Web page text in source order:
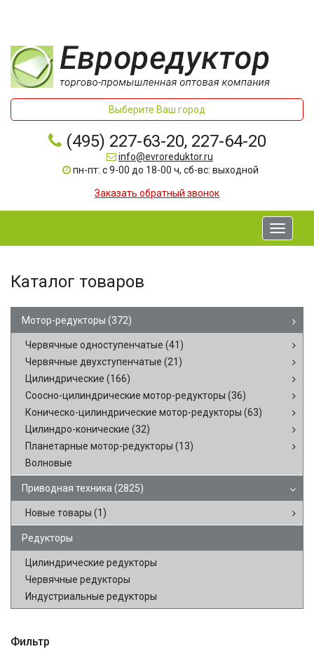
Выберите Ваш город
(495) 227-63-20, 227-64-20
info@evroreduktor.ru
пн-пт: с 9-00 до 18-00 ч, сб-вс: выходной
Заказать обратный звонок
Toggle
Каталог товаров
Мотор-редукторы (372)
Червячные одноступенчатые (41)
Червячные двухступенчатые (21)
Цилиндрические (166)
Соосно-цилиндрические мотор-редукторы (36)
Коническо-цилиндрические мотор-редукторы (63)
Цилиндро-конические (32)
Планетарные мотор-редукторы (13)
Волновые
Приводная техника (2825)
Новые товары (1)
Редукторы
Цилиндрические редукторы
Червячные редукторы
Индустриальные редукторы
Фильтр